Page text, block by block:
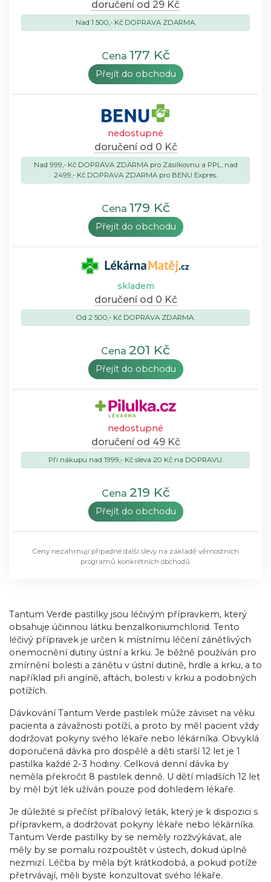
doručení od 29 Kč
Nad 1 500,- Kč DOPRAVA ZDARMA.
Cena 177 Kč
Přejít do obchodu
nedostupné
doručení od 0 Kč
Nad 999,- Kč DOPRAVA ZDARMA pro Zásilkovnu a PPL, nad
2499,- Kč DOPRAVA ZDARMA pro BENU Expres.
Cena 179 Kč
Přejít do obchodu
skladem
doručení od 0 Kč
Od 2 500,- Kč DOPRAVA ZDARMA.
Cena 201 Kč
Přejít do obchodu
nedostupné
doručení od 49 Kč
Při nákupu nad 1999,- Kč sleva 20 Kč na DOPRAVU.
Cena 219 Kč
Přejít do obchodu
Ceny nezahrnují případné další slevy na základě věrnostních
programů konkrétních obchodů.
Tantum Verde pastilky jsou léčivým přípravkem, který
obsahuje účinnou látku benzalkoniumchlorid. Tento
léčivý přípravek je určen k místnímu léčení zánětlivých
onemocnění dutiny ústní a krku. Je běžně používán pro
zmírnění bolesti a zánětu v ústní dutině, hrdle a krku, a to
například při angíně, aftách, bolesti v krku a podobných
potížích.
Dávkování Tantum Verde pastilek může záviset na věku
pacienta a závažnosti potíží, a proto by měl pacient vždy
dodržovat pokyny svého lékaře nebo lékárníka. Obvyklá
doporučená dávka pro dospělé a děti starší 12 let je 1
pastilka každé 2-3 hodiny. Celková denní dávka by
neměla překročit 8 pastilek denně. U dětí mladších 12 let
by měl být lék užíván pouze pod dohledem lékaře.
Je důležité si přečíst příbalový leták, který je k dispozici s
přípravkem, a dodržovat pokyny lékaře nebo lékárníka.
Tantum Verde pastilky by se neměly rozžvýkávat, ale
měly by se pomalu rozpouštět v ústech, dokud úplně
nezmizí. Léčba by měla být krátkodobá, a pokud potíže
přetrvávají, měli byste konzultovat svého lékaře.